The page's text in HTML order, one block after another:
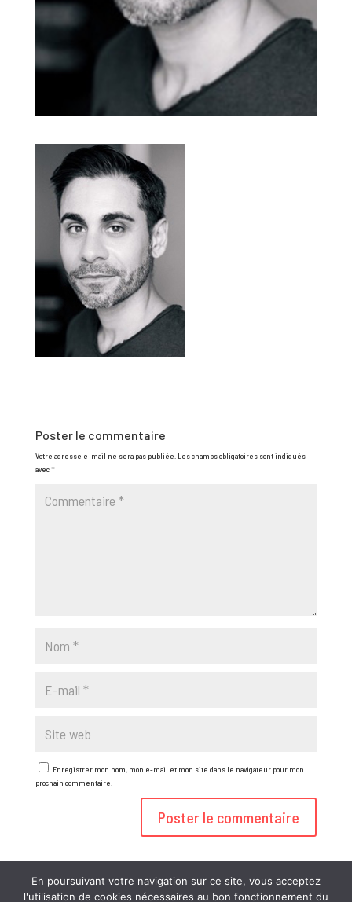
Poster le commentaire
Votre adresse e-mail ne sera pas publiée. Les champs obligatoires sont indiqués
avec*
Enregistrer mon nom, mon e-mail et mon site dans le navigateur pour mon
prochain commentaire.
En poursuivant votre navigation sur ce site, vous acceptez
l'utilisation de cookies nécessaires au bon fonctionnement du